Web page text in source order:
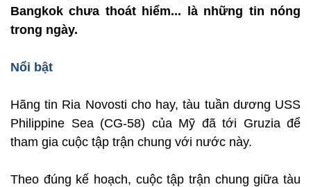
Bangkok chưa thoát hiểm... là những tin nóng
trong ngày.
Nổi bật
Hãng tin Ria Novosti cho hay, tàu tuần dương USS
Philippine Sea (CG-58) của Mỹ đã tới Gruzia để
tham gia cuộc tập trận chung với nước này.
Theo đúng kế hoạch, cuộc tập trận chung giữa tàu